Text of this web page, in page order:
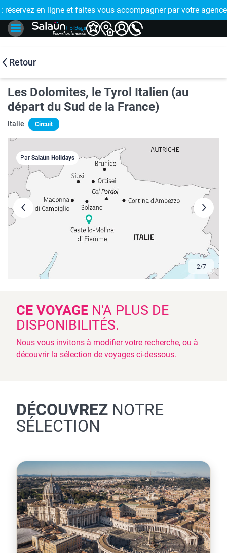
!
: réservez en ligne et faites vous accompagner par votre
🤩
Retour
Les Dolomites, le Tyrol Italien (au
départ du Sud de la France)
Italie Circuit
2/7
Par Salaün Holidays
CE VOYAGE N'A PLUS DE
DISPONIBILITÉS.
Nous vous invitons à modifier votre recherche, ou à
découvrir la sélection de voyages ci-dessous.
DÉCOUVREZ NOTRE
SÉLECTION